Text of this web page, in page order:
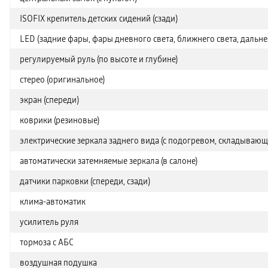
ISOFIX крепитель детских сидений (сзади)
LED (задние фары, фары дневного света, ближнего света,
регулируемый руль (по высоте и глубине)
стерео (оригинальное)
экран (спереди)
коврики (резиновые)
электрические зеркала заднего вида (с подогревом,
автоматически затемняемые зеркала (в салоне)
датчики парковки (спереди, сзади)
клима-автоматик
усилитель руля
тормоза с АБС
воздушная подушка